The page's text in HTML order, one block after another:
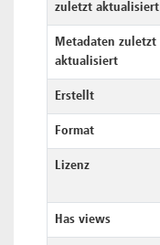
zuletzt aktualisiert
Metadaten zuletzt
aktualisiert
Erstellt
Format
Lizenz
Has views